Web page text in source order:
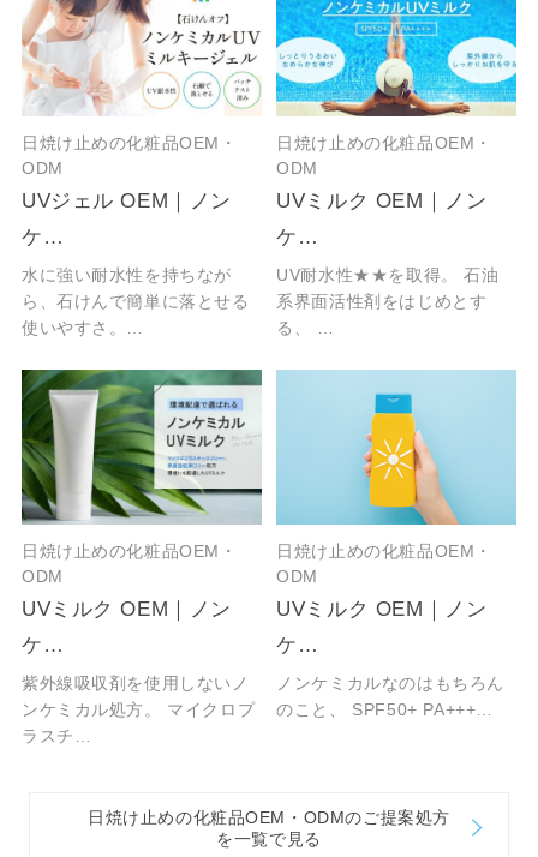
日焼け止めの化粧品OEM・
ODM
UVジェル OEM｜ノン
ケ…
水に強い耐水性を持ちなが
ら、石けんで簡単に落とせる
使いやすさ。…
日焼け止めの化粧品OEM・
ODM
UVミルク OEM｜ノン
ケ…
UV耐水性★★を取得。 石油
系界面活性剤をはじめとす
る、 …
日焼け止めの化粧品OEM・
ODM
UVミルク OEM｜ノン
ケ…
紫外線吸収剤を使用しないノ
ンケミカル処方。 マイクロプ
ラスチ…
日焼け止めの化粧品OEM・
ODM
UVミルク OEM｜ノン
ケ…
ノンケミカルなのはもちろん
のこと、 SPF50+ PA+++…
日焼け止めの化粧品OEM・ODMのご提案処方
を一覧で見る